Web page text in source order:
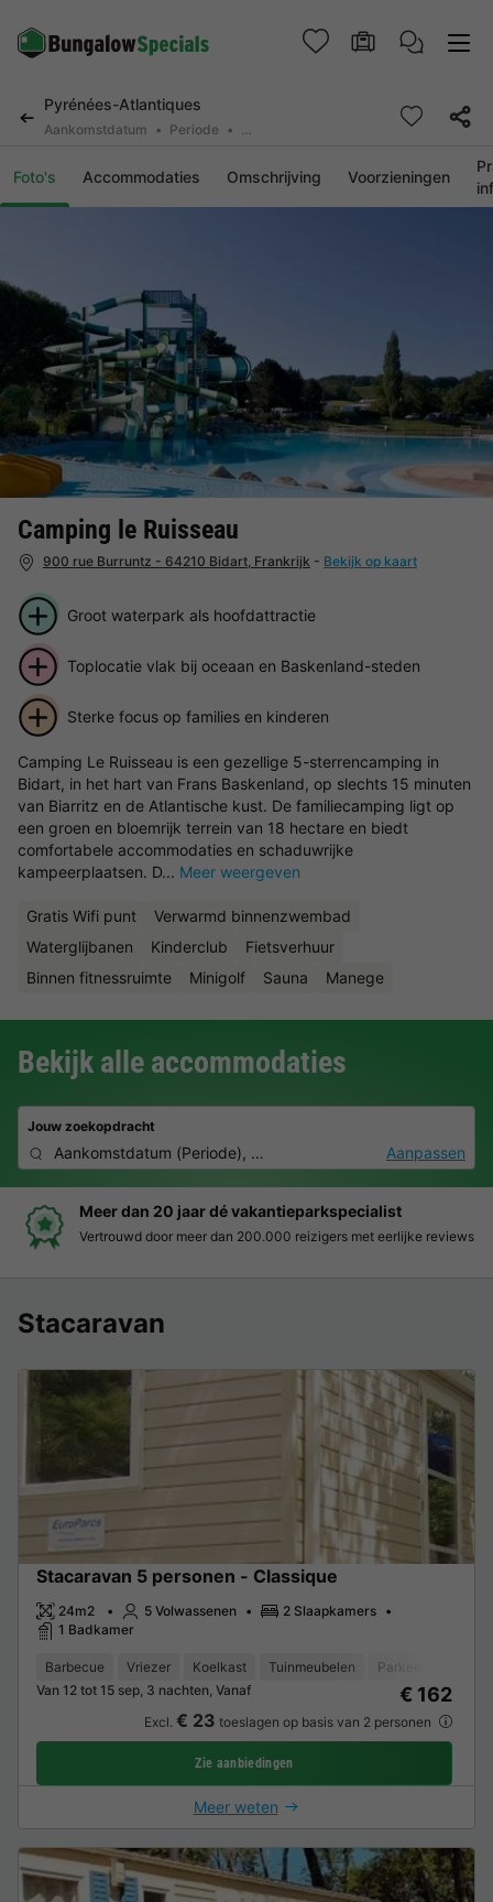
Pyrénées-Atlantiques
Aankomstdatum Periode 2 personen, 0 huisdier
Foto's Accommodaties Omschrijving Voorzieningen
Camping le Ruisseau
900 rue Burruntz - 64210 Bidart, Frankrijk - Bekijk op kaart
Groot waterpark als hoofdattractie
Toplocatie vlak bij oceaan en Baskenland-steden
Sterke focus op families en kinderen
Camping Le Ruisseau is een gezellige 5-sterrencamping in
Bidart, in het hart van Frans Baskenland, op slechts 15 minuten
van Biarritz en de Atlantische kust. De familiecamping ligt op
een groen en bloemrijk terrein van 18 hectare en biedt
comfortabele accommodaties en schaduwrijke
kampeerplaatsen. D... Meer weergeven
Gratis Wifi punt
Verwarmd binnenzwembad
Waterglijbanen
Kinderclub
Fietsverhuur
Binnen fitnessruimte
Minigolf Sauna Manege
Bekijk alle accommodaties
Jouw zoekopdracht
Aankomstdatum (Periode), 2 personen, 0 huisdierAanpassen
Meer dan 20 jaar dé vakantieparkspecialist
Vertrouwd door meer dan 200.000 reizigers met eerlijke reviews
Stacaravan
Stacaravan 5 personen - Classique
24m2 5 Volwassenen
2 Slaapkamers
1 Badkamer
Barbecue Vriezer Koelkast Tuinmeubelen
Parkeerplaats
Van 12 tot 15 sep, 3 nachten, Vanaf
€ 162
Excl. € 23 toeslagen op basis van 2 personen
Zie aanbiedingen
Meer weten